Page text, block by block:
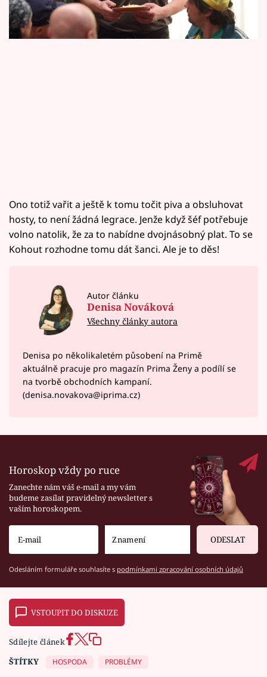
Sledujte prima+
Sledujte nás
Ono totiž vařit a ještě k tomu točit piva a obsluhovat
hosty, to není žádná legrace. Jenže když šéf potřebuje
volno natolik, že za to nabídne dvojnásobný plat. To se
Kohout rozhodne tomu dát šanci. Ale je to děs!
Autor článku
Denisa Nováková
Všechny články autora
Denisa po několikaletém působení na Primě
aktuálně pracuje pro magazín Prima Ženy a podílí se
na tvorbě obchodních kampaní.
(denisa.novakova@iprima.cz)
Horoskop vždy po ruce
Zanechte nám váš e-mail a my vám
budeme zasílat pravidelný newsletter s
vaším horoskopem.
ODESLAT
Odesláním formuláře souhlasíte s podmínkami zpracování osobních údajů
VSTOUPIT DO DISKUZE
Sdílejte článek
ŠTÍTKY
HOSPODA PROBLÉMY